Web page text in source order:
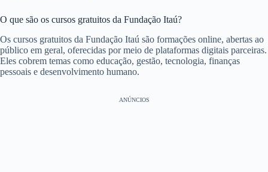
O que são os cursos gratuitos da Fundação Itaú?
Os cursos gratuitos da Fundação Itaú são formações online, abertas ao
público em geral, oferecidas por meio de plataformas digitais parceiras.
Eles cobrem temas como educação, gestão, tecnologia, finanças
pessoais e desenvolvimento humano.
ANÚNCIOS